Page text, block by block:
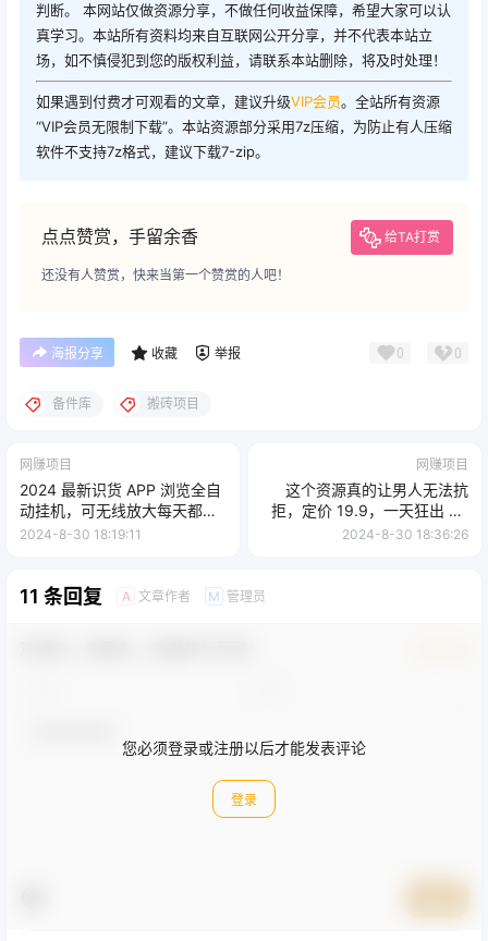
判断。 本网站仅做资源分享，不做任何收益保障，希望大家可以认
真学习。本站所有资料均来自互联网公开分享，并不代表本站立
场，如不慎侵犯到您的版权利益，请联系本站删除，将及时处理！
如果遇到付费才可观看的文章，建议升级VIP会员。全站所有资源
“VIP会员无限制下载”。本站资源部分采用7z压缩，为防止有人压缩
软件不支持7z格式，建议下载7-zip。
点点赞赏，手留余香 给TA打赏
还没有人赞赏，快来当第一个赞赏的人吧！
海报分享 收藏 举报 0 0
备件库 搬砖项目
网赚项目
2024 最新识货 APP 浏览全自
动挂机，可无线放大每天都可
以提现，小白轻松入手日入
2024-8-30 18:19:11
网赚项目
这个资源真的让男人无法抗
拒，定价 19.9，一天狂出 50
单，导航语音包变现玩法详细
2024-8-30 18:36:26
11 条回复 A 文章作者 M 管理员
您必须登录或注册以后才能发表评论
登录